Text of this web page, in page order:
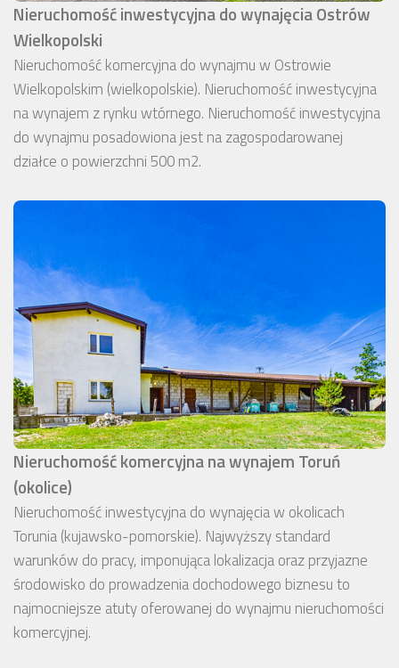
Nieruchomość inwestycyjna do wynajęcia Ostrów
Wielkopolski
Nieruchomość komercyjna do wynajmu w Ostrowie
Wielkopolskim (wielkopolskie). Nieruchomość inwestycyjna
na wynajem z rynku wtórnego. Nieruchomość inwestycyjna
do wynajmu posadowiona jest na zagospodarowanej
działce o powierzchni 500 m2.
Nieruchomość komercyjna na wynajem Toruń
(okolice)
Nieruchomość inwestycyjna do wynajęcia w okolicach
Torunia (kujawsko-pomorskie). Najwyższy standard
warunków do pracy, imponująca lokalizacja oraz przyjazne
środowisko do prowadzenia dochodowego biznesu to
najmocniejsze atuty oferowanej do wynajmu nieruchomości
komercyjnej.